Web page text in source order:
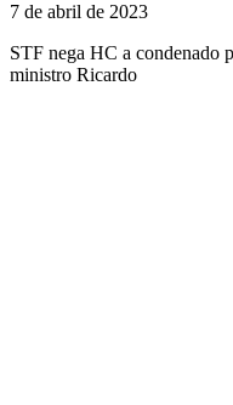
7 de abril de 2023
STF nega HC a condenado
ministro Ricardo